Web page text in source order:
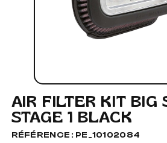
AIR FILTER KIT BIG
STAGE 1 BLACK
RÉFÉRENCE : PE_10102084